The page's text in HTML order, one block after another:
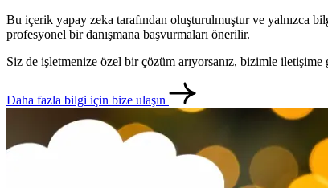
Bu içerik yapay zeka tarafından oluşturulmuştur ve yalnızca
profesyonel bir danışmana başvurmaları önerilir.
Siz de işletmenize özel bir çözüm arıyorsanız, bizimle iletişime
Daha fazla bilgi için bize ulaşın